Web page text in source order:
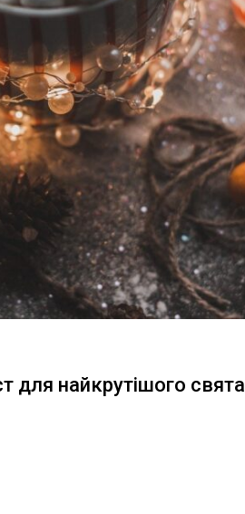
для найкрутішого свята